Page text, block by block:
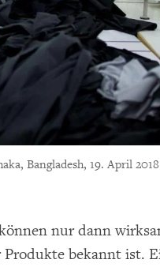
Bangladesh, 19. April
nur dann
bekannt ist.